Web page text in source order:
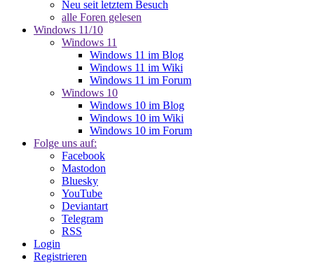
Neu seit letztem Besuch
alle Foren gelesen
Windows 11/10
Windows 11
Windows 11 im Blog
Windows 11 im Wiki
Windows 11 im Forum
Windows 10
Windows 10 im Blog
Windows 10 im Wiki
Windows 10 im Forum
Folge uns auf:
Facebook
Mastodon
Bluesky
YouTube
Deviantart
Telegram
RSS
Login
Registrieren